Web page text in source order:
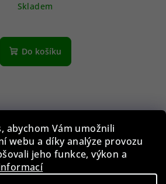
abychom Vám umožnili
webu a díky analýze provozu
jeho funkce, výkon a
Skladem
Do košíku